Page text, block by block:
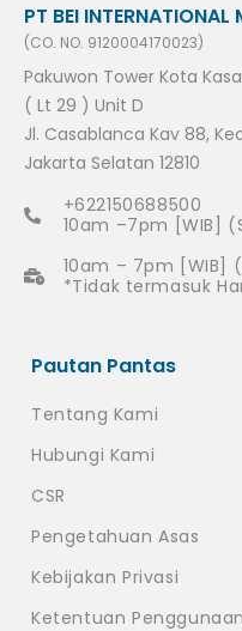
PT BEI INTERNATIONAL
(CO. NO. 9120004170023)
Pakuwon Tower Kota
( Lt 29 ) Unit D
Jl. Casablanca Kav 88,
Jakarta Selatan 12810
+622150688500
10am –7pm [WIB]
10am – 7pm [WIB]
*Tidak termasuk
Pautan Pantas
Tentang Kami
Hubungi Kami
CSR
Pengetahuan Asas
Kebijakan Privasi
Ketentuan Penggunaan